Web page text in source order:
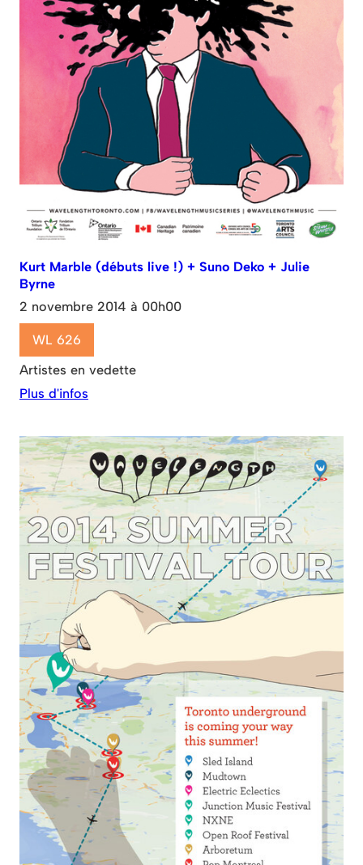
Kurt Marble (débuts live !) + Suno Deko + Julie
Byrne
2 novembre 2014 à 00h00
WL 626
Artistes en vedette
Plus d'infos